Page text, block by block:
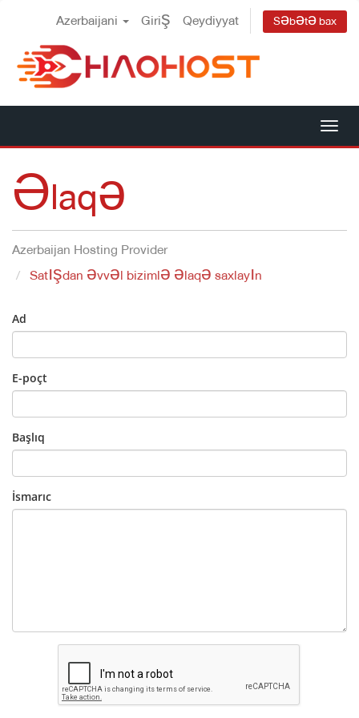
Azerbaijani Giriş Qeydiyyat Səbətə bax
Əlaqə
Azerbaijan Hosting Provider
Satışdan əvvəl bizimlə əlaqə saxlayın
Ad
E-poçt
Başlıq
İsmarıc